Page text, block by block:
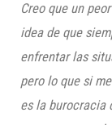
Creo que un peor
idea de que
enfrentar las
pero lo que si
es la burocracia